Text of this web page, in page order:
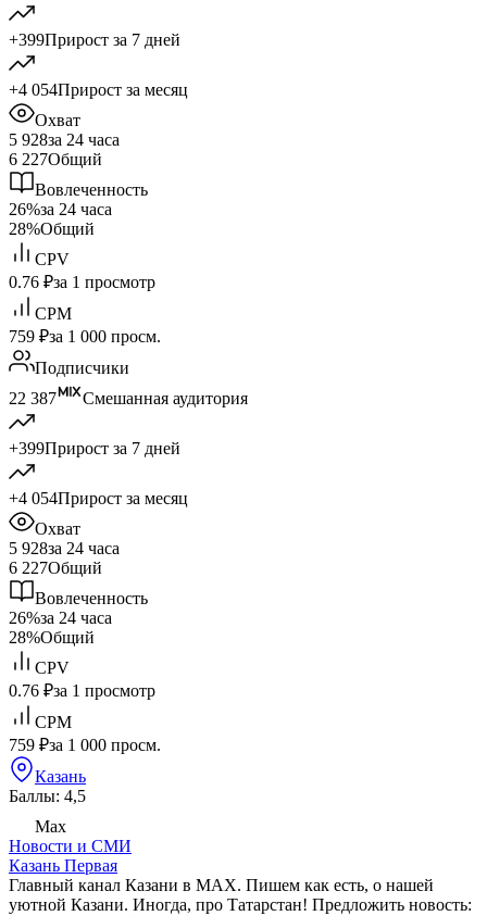
+399Прирост за 7 дней
+4 054Прирост за месяц
Охват
5 928за 24 часа
6 227Общий
Вовлеченность
26%за 24 часа
28%Общий
CPV
0.76 ₽за 1 просмотр
CPM
759 ₽за 1 000 просм.
Подписчики
22 387
Смешанная аудитория
+399Прирост за 7 дней
+4 054Прирост за месяц
Охват
5 928за 24 часа
6 227Общий
Вовлеченность
26%за 24 часа
28%Общий
CPV
0.76 ₽за 1 просмотр
CPM
759 ₽за 1 000 просм.
Казань
Баллы: 4,5
Max
Новости и СМИ
Казань Первая
Главный канал Казани в MAX. Пишем как есть, о нашей
уютной Казани. Иногда, про Татарстан! Предложить новость: